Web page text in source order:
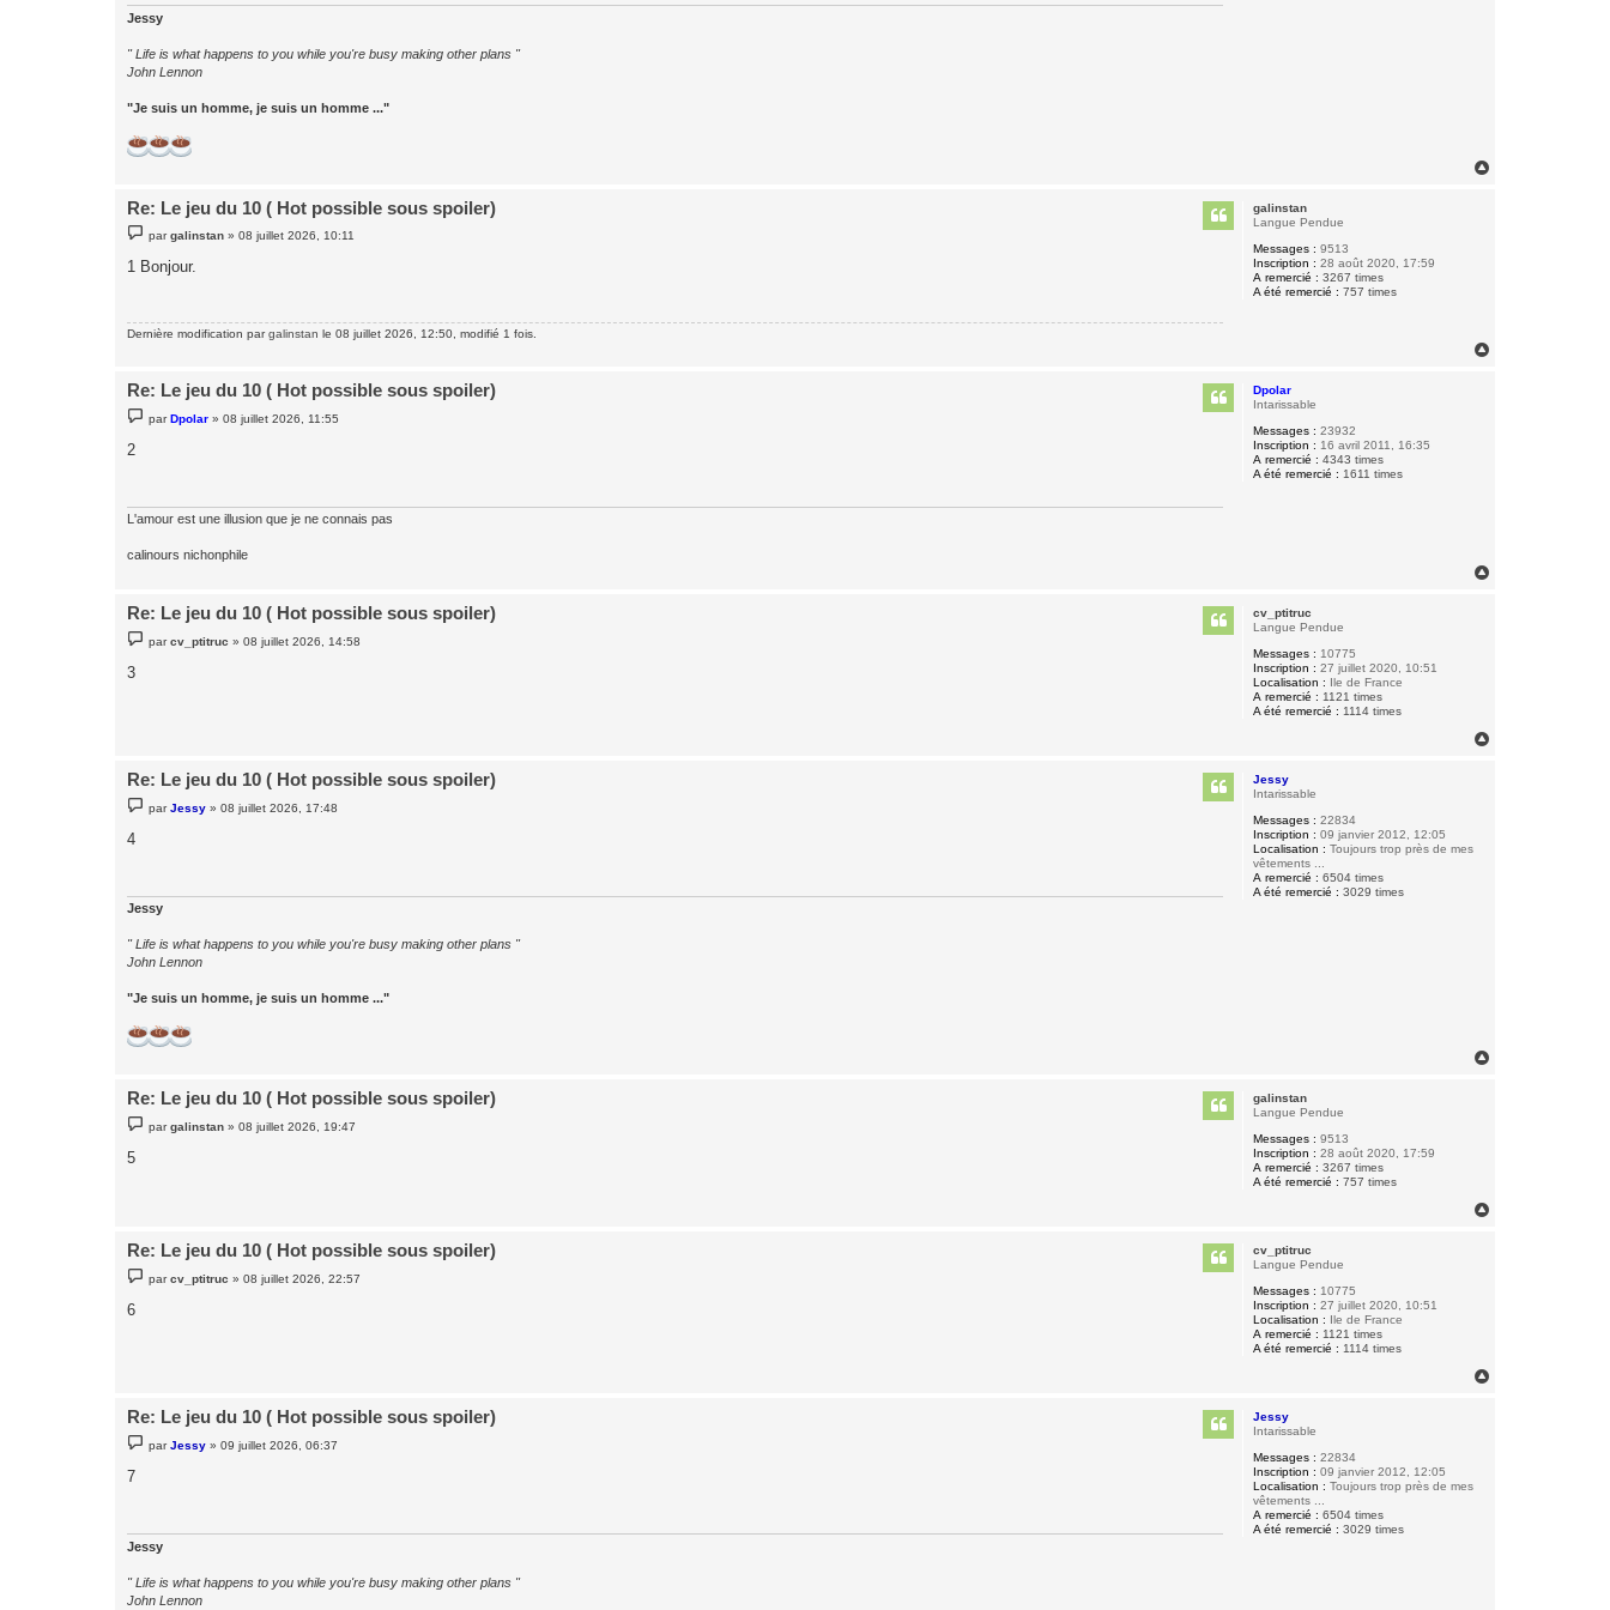
Jessy
" Life is what happens to you while you're busy making other plans "
John Lennon
"Je suis un homme, je suis un homme ..."
galinstan
Langue Pendue
Messages : 9513
Inscription : 28 août 2020, 17:59
A remercié : 3267 times
A été remercié : 757 times
Re: Le jeu du 10 ( Hot possible sous spoiler)
e
s
s
pargalinstan »08 juillet 2026, 10:11
1 Bonjour.
Dernière modification pargalinstan le 08 juillet 2026, 12:50, modifié 1 fois.
Dpolar
Intarissable
Messages : 23932
Inscription : 16 avril 2011, 16:35
A remercié : 4343 times
A été remercié : 1611 times
Re: Le jeu du 10 ( Hot possible sous spoiler)
e
parDpolar »08 juillet 2026, 11:55
2
L'amour est une illusion que je ne connais pas
calinours nichonphile
cv_ptitruc
Langue Pendue
Messages : 10775
Inscription : 27 juillet 2020, 10:51
Localisation : Ile de France
A remercié : 1121 times
A été remercié : 1114 times
Re: Le jeu du 10 ( Hot possible sous spoiler)
e
parcv_ptitruc »08 juillet 2026, 14:58
3
Jessy
Intarissable
Messages : 22834
Inscription : 09 janvier 2012, 12:05
Localisation : Toujours trop près de mes
vêtements ...
A remercié : 6504 times
A été remercié : 3029 times
Re: Le jeu du 10 ( Hot possible sous spoiler)
e
parJessy »08 juillet 2026, 17:48
4
Jessy
" Life is what happens to you while you're busy making other plans "
John Lennon
"Je suis un homme, je suis un homme ..."
galinstan
Langue Pendue
Messages : 9513
Inscription : 28 août 2020, 17:59
A remercié : 3267 times
A été remercié : 757 times
Re: Le jeu du 10 ( Hot possible sous spoiler)
e
pargalinstan »08 juillet 2026, 19:47
5
cv_ptitruc
Langue Pendue
Messages : 10775
Inscription : 27 juillet 2020, 10:51
Localisation : Ile de France
A remercié : 1121 times
A été remercié : 1114 times
Re: Le jeu du 10 ( Hot possible sous spoiler)
e
parcv_ptitruc »08 juillet 2026, 22:57
6
Jessy
Intarissable
Messages : 22834
Inscription : 09 janvier 2012, 12:05
Localisation : Toujours trop près de mes
vêtements ...
A remercié : 6504 times
A été remercié : 3029 times
Re: Le jeu du 10 ( Hot possible sous spoiler)
e
parJessy »09 juillet 2026, 06:37
7
Jessy
" Life is what happens to you while you're busy making other plans "
John Lennon